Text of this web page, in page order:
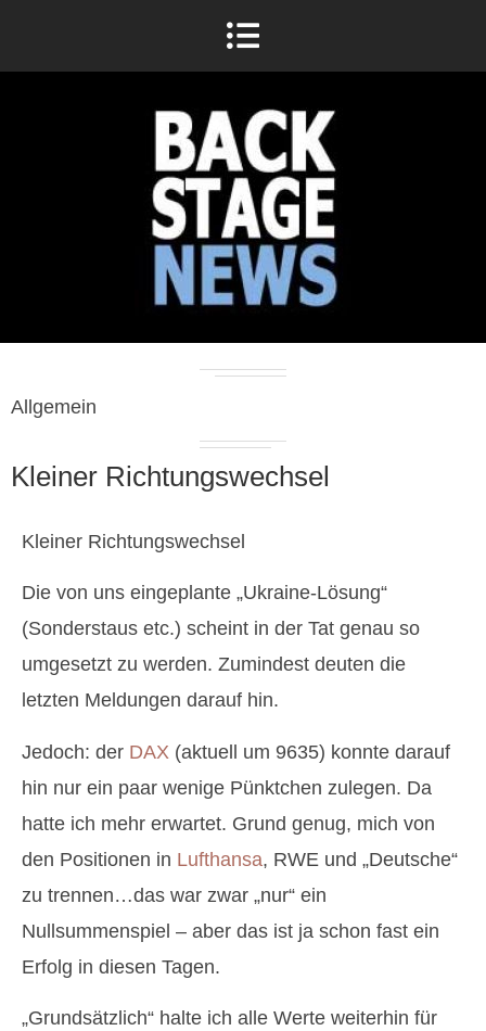
Allgemein
Kleiner Richtungswechsel
Kleiner Richtungswechsel
Die von uns eingeplante „Ukraine-Lösung“
(Sonderstaus etc.) scheint in der Tat genau so
umgesetzt zu werden. Zumindest deuten die
letzten Meldungen darauf hin.
Jedoch: der DAX (aktuell um 9635) konnte darauf
hin nur ein paar wenige Pünktchen zulegen. Da
hatte ich mehr erwartet. Grund genug, mich von
den Positionen in Lufthansa, RWE und „Deutsche“
zu trennen…das war zwar „nur“ ein
Nullsummenspiel – aber das ist ja schon fast ein
Erfolg in diesen Tagen.
„Grundsätzlich“ halte ich alle Werte weiterhin für